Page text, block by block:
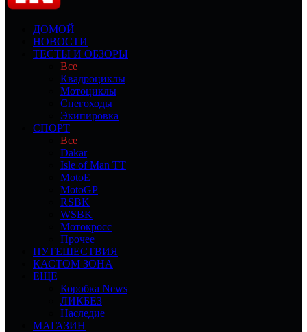
ДОМОЙ
НОВОСТИ
ТЕСТЫ И ОБЗОРЫ
Все
Квадроциклы
Мотоциклы
Снегоходы
Экипировка
СПОРТ
Все
Dakar
Isle of Man TT
MotoE
MotoGP
RSBK
WSBK
Мотокросс
Прочее
ПУТЕШЕСТВИЯ
КАСТОМ ЗОНА
ЕЩЕ
Коробка News
ЛИКБЕЗ
Наследие
МАГАЗИН